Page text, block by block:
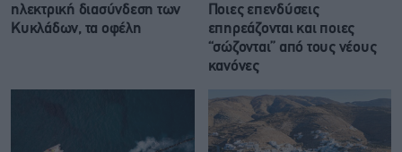
ηλεκτρική διασύνδεση των
Κυκλάδων, τα οφέλη
Ποιες επενδύσεις
επηρεάζονται και ποιες
“σώζονται” από τους νέους
κανόνες